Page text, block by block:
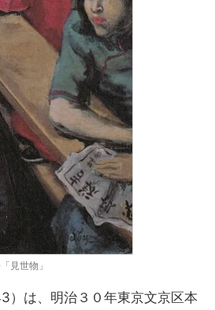
見世物」
）は、明治３０年東京文京区本